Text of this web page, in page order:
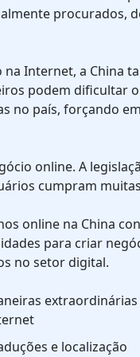
procurados,
Internet, a China
podem dificultar
no país, forçando
online. A
cumpram
online na China
para criar
no setor digital.
e localização